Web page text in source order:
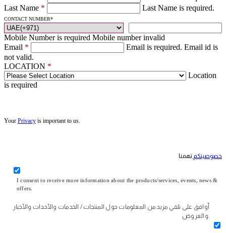
Last Name * Last Name is required.
CONTACT NUMBER*
Mobile Number is required Mobile number invalid
Email * Email is required. Email id is
not valid.
LOCATION *
Location
is required
Your Privacy is important to us.
خصوصيتكم تهمنا
I consent to receive more information about the products/services, events, news &
offers.
أوافق على تلقي مزيد من المعلومات حول المنتجات / الخدمات والأحداث والأخبار
والعروض.